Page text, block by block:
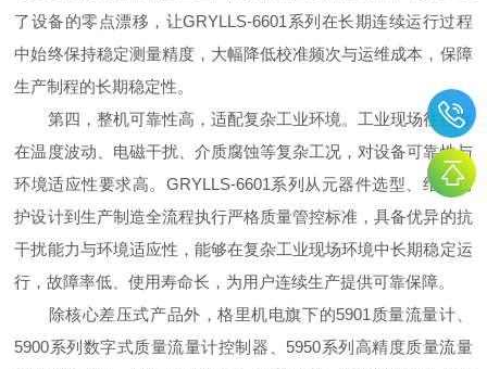
了设备的零点漂移，让GRYLLS-6601系列在长期连续运行过程
中始终保持稳定测量精度，大幅降低校准频次与运维成本，保障
生产制程的长期稳定性。
第四，整机可靠性高，适配复杂工业环境。工业现场往往存
在温度波动、电磁干扰、介质腐蚀等复杂工况，对设备可靠性与
环境适应性要求高。GRYLLS-6601系列从元器件选型、结构防
护设计到生产制造全流程执行严格质量管控标准，具备优异的抗
干扰能力与环境适应性，能够在复杂工业现场环境中长期稳定运
行，故障率低、使用寿命长，为用户连续生产提供可靠保障。
除核心差压式产品外，格里机电旗下的5901质量流量计、
5900系列数字式质量流量计控制器、5950系列高精度质量流量